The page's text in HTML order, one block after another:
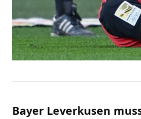
Bayer Leverkusen